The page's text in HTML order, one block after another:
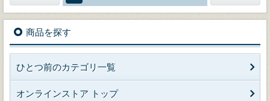
商品を探す
ひとつ前のカテゴリ一覧
オンラインストア トップ